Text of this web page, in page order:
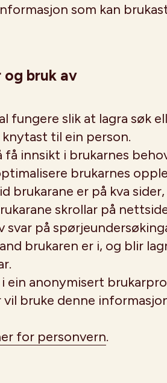
som kan
og bruk av
fungere slik at lagra søk
til ein person.
innsikt i brukarnes
brukarnes
brukarane er på kva sider,
skrollar på
på
brukaren er i, og blir
ein anonymisert
bruke denne
for personvern.